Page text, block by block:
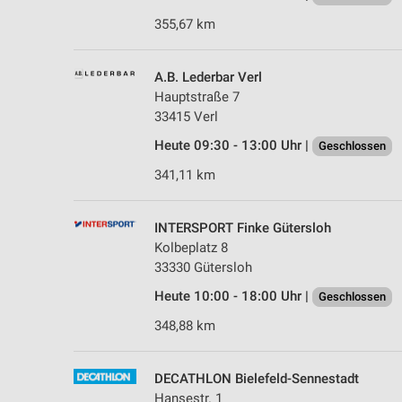
355,67 km
A.B. Lederbar Verl
Hauptstraße 7
33415 Verl
Heute 09:30 - 13:00 Uhr |
Geschlossen
341,11 km
INTERSPORT Finke Gütersloh
Kolbeplatz 8
33330 Gütersloh
Heute 10:00 - 18:00 Uhr |
Geschlossen
348,88 km
DECATHLON Bielefeld-Sennestadt
Hansestr. 1